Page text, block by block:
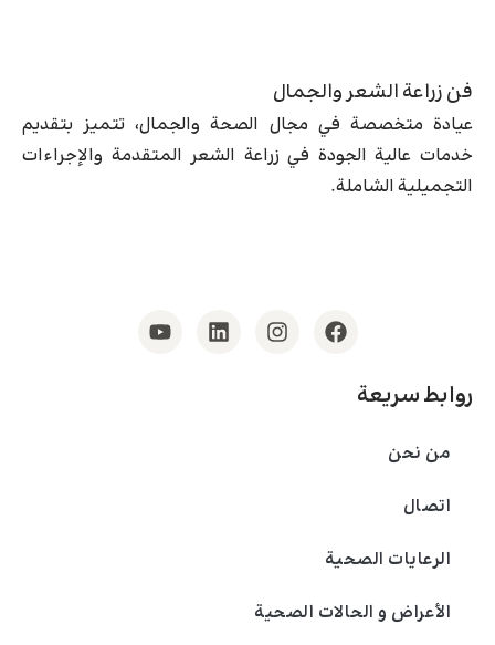
روابط سريعة
من نحن
اتصال
الرعايات الصحية
الأعراض و الحالات الصحية
فن زراعة الشعر والجمال
عيادة متخصصة في مجال الصحة والجمال، تتميز بتقديم
خدمات عالية الجودة في زراعة الشعر المتقدمة والإجراءات
التجميلية الشاملة.